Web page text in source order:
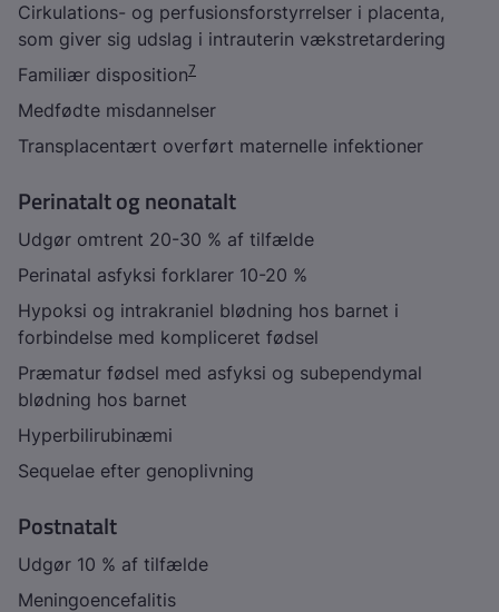
Cirkulations- og perfusionsforstyrrelser i placenta,
som giver sig udslag i intrauterin vækstretardering
Familiær disposition7
Medfødte misdannelser
Transplacentært overført maternelle infektioner
Perinatalt og neonatalt
Udgør omtrent 20-30 % af tilfælde
Perinatal asfyksi forklarer 10-20 %
Hypoksi og intrakraniel blødning hos barnet i
forbindelse med kompliceret fødsel
Præmatur fødsel med asfyksi og subependymal
blødning hos barnet
Hyperbilirubinæmi
Sequelae efter genoplivning
Postnatalt
Udgør 10 % af tilfælde
Meningoencefalitis